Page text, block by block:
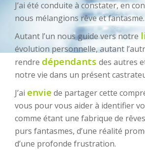
J’ai été conduite à constater, en
nous mélangions rêve et fantasme.
Autant l’un nous guide vers notre
évolution personnelle, autant
rendre dépendants des autres
notre vie dans un présent
J’ai envie de partager cette
vous pour vous aider à identifier
comme étant une fabrique de
purs fantasmes, d’une réalité
d’une profonde frustration.